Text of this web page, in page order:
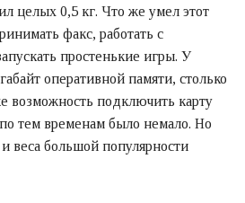
целых 0,5 кг. Что же умел этот
факс, работать с
простенькие игры. У
оперативной памяти, столько
возможность подключить карту
тем временам было немало. Но
веса большой популярности